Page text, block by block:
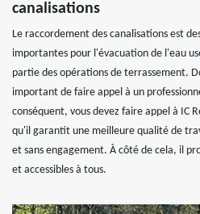
canalisations
Le raccordement des canalisations est
importantes pour l'évacuation de l'eau
partie des opérations de terrassement.
important de faire appel à un
conséquent, vous devez faire appel à IC
qu'il garantit une meilleure qualité de
et sans engagement. À côté de cela, il
et accessibles à tous.